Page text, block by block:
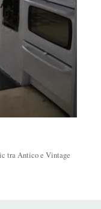
tra Antico e Vintage